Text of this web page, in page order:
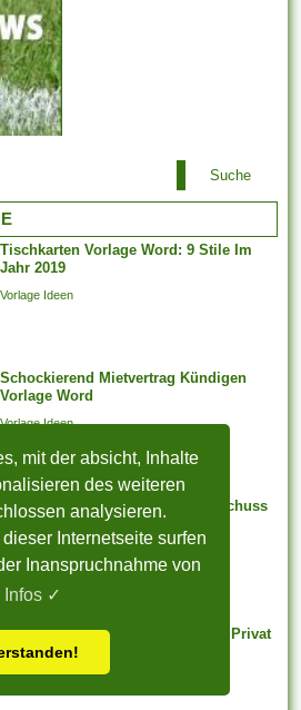
mit der absicht, Inhalte
des weiteren
analysieren.
Internetseite surfen
Inanspruchnahme von
Infos ✓
an
Suche
Tischkarten Vorlage Word: 9 Stile Im
Jahr 2019
Vorlage Ideen
Schockierend Mietvertrag Kündigen
Vorlage Word
Vorlage Ideen
Atemberaubend Einnahme überschuss
Rechnung Vorlage
Überraschend Vorlage Rechnung Privat
Vorlage Ideen